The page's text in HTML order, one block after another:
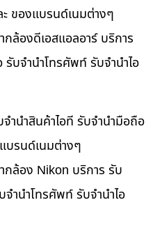
ของแบรนด์เนมต่างๆ
ล้องดีเอสแอลอาร์ บริการ
บจำนำโทรศัพท์ รับจำนำไอ
ำนำสินค้าไอที รับจำนำมือถือ
บรนด์เนมต่างๆ
กล้อง Nikon บริการ รับ
ำนำโทรศัพท์ รับจำนำไอ